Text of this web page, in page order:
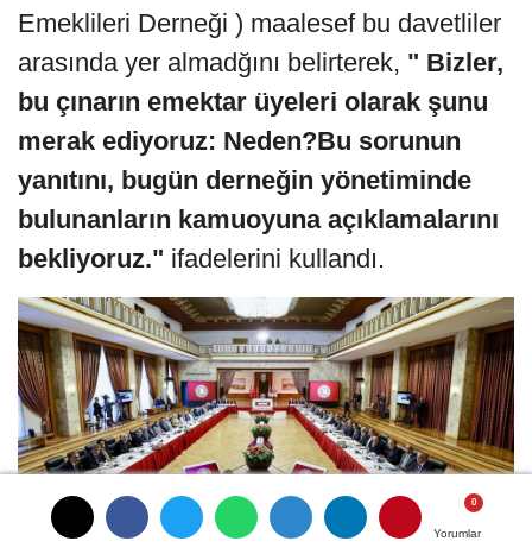
Yorumlar
Yorumlar
Yorumlar
Emeklileri Derneği ) maalesef bu davetliler
arasında yer almadğını belirterek, " Bizler,
bu çınarın emektar üyeleri olarak şunu
merak ediyoruz: Neden?Bu sorunun
yanıtını, bugün derneğin yönetiminde
bulunanların kamuoyuna açıklamalarını
bekliyoruz." ifadelerini kullandı.